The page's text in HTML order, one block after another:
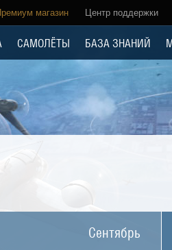
магазин Центр поддержки
САМОЛЁТЫ БАЗА ЗНАНИЙ
Сентябрь